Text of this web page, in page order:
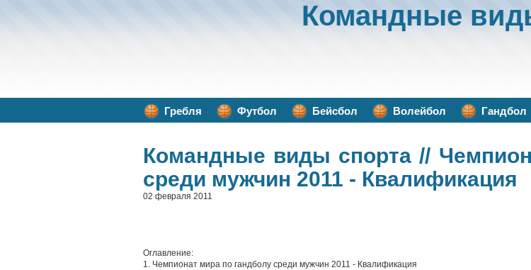
Командные
Гребля Футбол Бейсбол Волейбол Гандбол
Командные виды спорта //
среди мужчин 2011 - Квалификация
02 февраля 2011
Оглавление:
1. Чемпионат мира по гандболу среди мужчин 2011 - Квалификация